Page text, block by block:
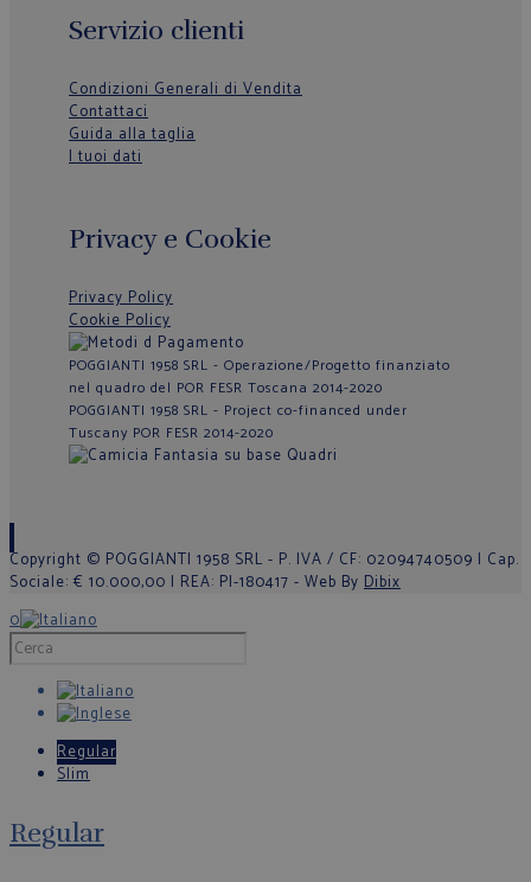
Servizio clienti
Condizioni Generali di Vendita
Contattaci
Guida alla taglia
I tuoi dati
Privacy e Cookie
Privacy Policy
Cookie Policy
POGGIANTI 1958 SRL - Operazione/Progetto finanziato
nel quadro del POR FESR Toscana 2014-2020
POGGIANTI 1958 SRL - Project co-financed under
Tuscany POR FESR 2014-2020
Copyright © POGGIANTI 1958 SRL - P. IVA / CF: 02094740509 | Cap.
Sociale: € 10.000,00 | REA: PI-180417 - Web By Dibix
0
Regular
Slim
Regular